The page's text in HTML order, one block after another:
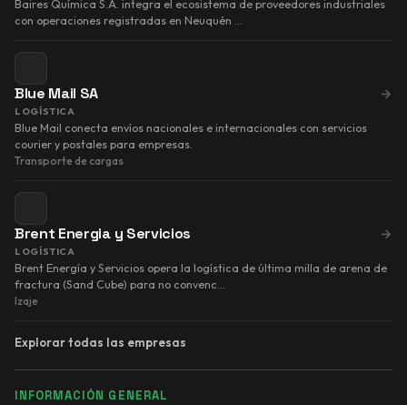
Baires Química S.A. integra el ecosistema de proveedores industriales
con operaciones registradas en Neuquén …
Blue Mail SA →
LOGÍSTICA
Blue Mail conecta envíos nacionales e internacionales con servicios
courier y postales para empresas.
Transporte de cargas
Brent Energia y Servicios →
LOGÍSTICA
Brent Energía y Servicios opera la logística de última milla de arena de
fractura (Sand Cube) para no convenc…
Izaje
Explorar todas las empresas
INFORMACIÓN GENERAL